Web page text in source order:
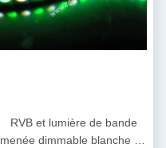
RVB et lumière de bande
menée dimmable blanche du